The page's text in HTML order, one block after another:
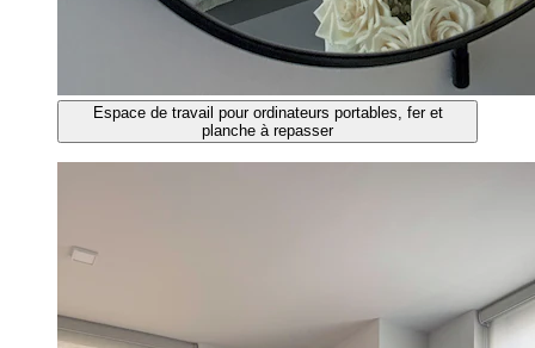
Espace de travail pour ordinateurs portables, fer et
planche à repasser